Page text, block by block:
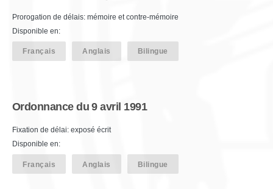
Prorogation de délais: mémoire et contre-mémoire
Disponible en:
Français Anglais Bilingue
Ordonnance du 9 avril 1991
Fixation de délai: exposé écrit
Disponible en:
Français Anglais Bilingue